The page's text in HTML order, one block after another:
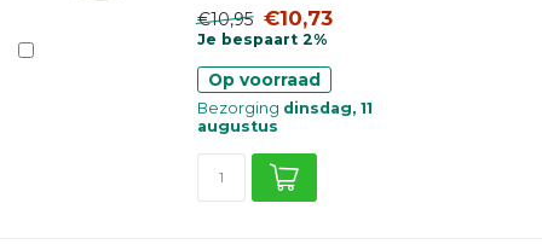
€10,95 €10,73
Je bespaart 2%
Op voorraad
Bezorging dinsdag, 11
augustus